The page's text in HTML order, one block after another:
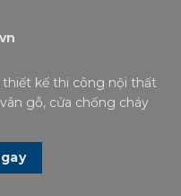
kế thi công nội thất
gỗ, cửa chống cháy